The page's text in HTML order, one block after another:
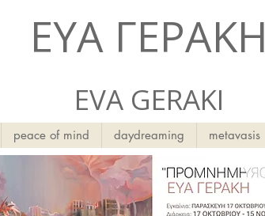
ΕΥΑ ΓΕΡΑΚΗ
EVA GERAKI
peace of mind daydreaming metavasis